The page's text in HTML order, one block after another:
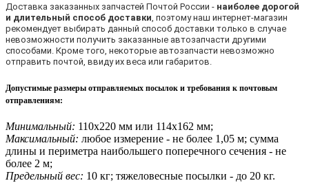
Доставка заказанных запчастей Почтой России - наиболее дорогой
и длительный способ доставки , поэтому наш интернет-магазин
рекомендует выбирать данный способ доставки только в случае
невозможности получить заказанные автозапчасти другими
способами. Кроме того, некоторые автозапчасти невозможно
отправить почтой, ввиду их веса или габаритов.
Допустимые размеры отправляемых посылок и требования к почтовым
отправлениям:
Минимальный: 110х220 мм или 114х162 мм;
Максимальный: любое измерение - не более 1,05 м; сумма
длины и периметра наибольшего поперечного сечения - не
более 2 м;
Предельный вес: 10 кг; тяжеловесные посылки - до 20 кг.